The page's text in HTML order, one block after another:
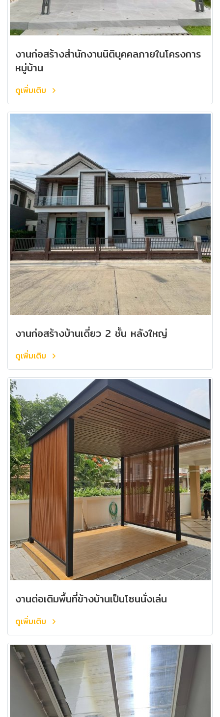
งานก่อสร้างสำนักงานนิติบุคคลภายในโครงการ
หมู่บ้าน
ดูเพิ่มเติม
งานก่อสร้างบ้านเดี่ยว 2 ชั้น หลังใหญ่
ดูเพิ่มเติม
งานต่อเติมพื้นที่ข้างบ้านเป็นโซนนั่งเล่น
ดูเพิ่มเติม